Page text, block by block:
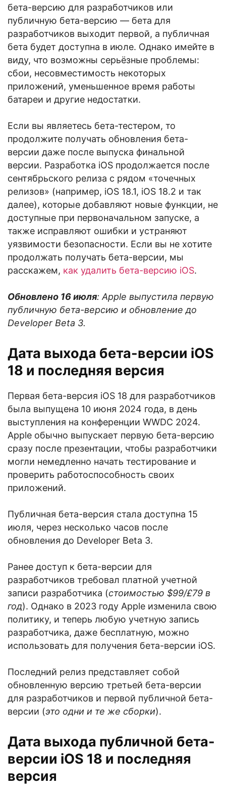
бета-версию для разработчиков или
публичную бета-версию — бета для
разработчиков выходит первой, а публичная
бета будет доступна в июле. Однако имейте в
виду, что возможны серьёзные проблемы:
сбои, несовместимость некоторых
приложений, уменьшенное время работы
батареи и другие недостатки.
Если вы являетесь бета-тестером, то
продолжите получать обновления бета-
версии даже после выпуска финальной
версии. Разработка iOS продолжается после
сентябрьского релиза с рядом «точечных
релизов» (например, iOS 18.1, iOS 18.2 и так
далее), которые добавляют новые функции, не
доступные при первоначальном запуске, а
также исправляют ошибки и устраняют
уязвимости безопасности. Если вы не хотите
продолжать получать бета-версии, мы
расскажем, как удалить бета-версию iOS.
Обновлено 16 июля: Apple выпустила первую
публичную бета-версию и обновление до
Developer Beta 3.
Дата выхода бета-версии iOS
18 и последняя версия
Первая бета-версия iOS 18 для разработчиков
была выпущена 10 июня 2024 года, в день
выступления на конференции WWDC 2024.
Apple обычно выпускает первую бета-версию
сразу после презентации, чтобы разработчики
могли немедленно начать тестирование и
проверить работоспособность своих
приложений.
Публичная бета-версия стала доступна 15
июля, через несколько часов после
обновления до Developer Beta 3.
Ранее доступ к бета-версии для
разработчиков требовал платной учетной
записи разработчика (стоимостью $99/£79 в
год). Однако в 2023 году Apple изменила свою
политику, и теперь любую учетную запись
разработчика, даже бесплатную, можно
использовать для получения бета-версии iOS.
Последний релиз представляет собой
обновленную версию третьей бета-версии
для разработчиков и первой публичной бета-
версии (это одни и те же сборки).
Дата выхода публичной бета-
версии iOS 18 и последняя
версия